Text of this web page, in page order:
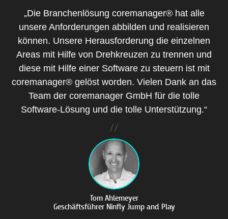
„Die Branchenlösung coremanager® hat alle
unsere Anforderungen abbilden und realisieren
können. Unsere Herausforderung die einzelnen
Areas mit Hilfe von Drehkreuzen zu trennen und
diese mit Hilfe einer Software zu steuern ist mit
coremanager® gelöst worden. Vielen Dank an das
Team der coremanager GmbH für die tolle
Software-Lösung und die tolle Unterstützung.“
Tom Ahlemeyer
Geschäftsführer Ninfly Jump and Play